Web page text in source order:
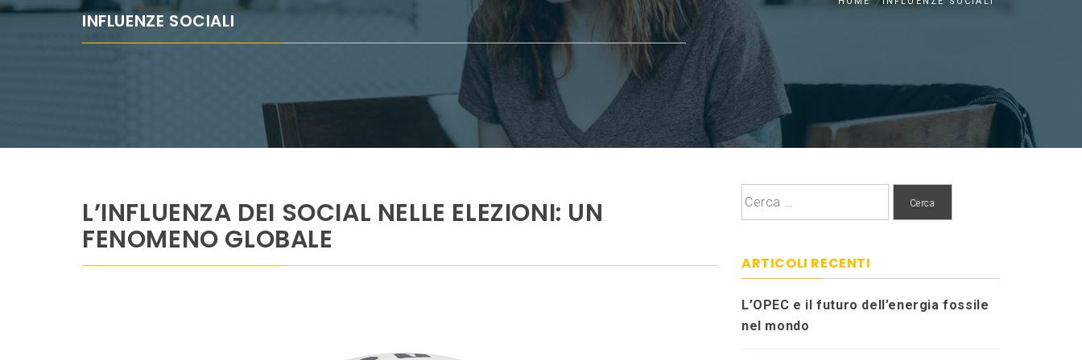
INFLUENZE SOCIALI
L’INFLUENZA DEI SOCIAL NELLE ELEZIONI: UN
FENOMENO GLOBALE
Ricerca
ARTICOLI RECENTI
L’OPEC e il futuro dell’energia fossile
nel mondo